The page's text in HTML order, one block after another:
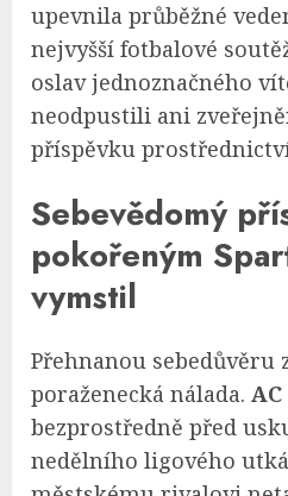
upevnila průběžné
nejvyšší fotbalové
oslav jednoznačného
neodpustili ani
příspěvku
Sebevědomý
pokořeným
vymstil
Přehnanou sebedůvěru
poraženecká nálada.
bezprostředně před
nedělního ligového